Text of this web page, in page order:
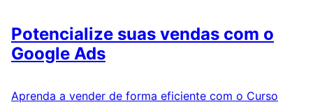
Potencialize suas vendas com o
Google Ads
Aprenda a vender de forma eficiente com o Curso